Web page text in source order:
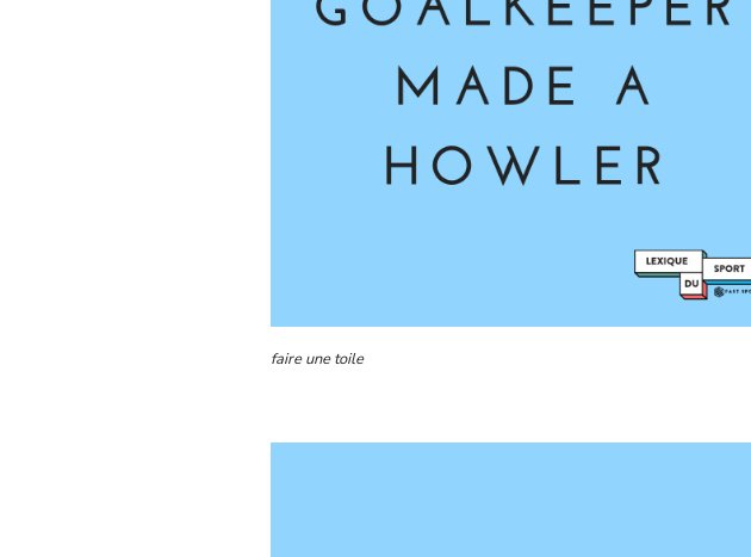
faire une toile